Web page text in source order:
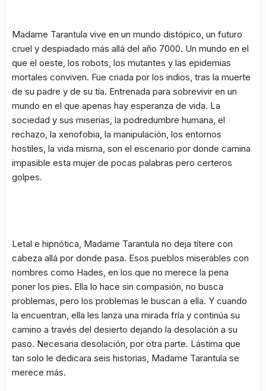
Madame Tarantula vive en un mundo distópico, un futuro
cruel y despiadado más allá del año 7000. Un mundo en el
que el oeste, los robots, los mutantes y las epidemias
mortales conviven. Fue criada por los indios, tras la muerte
de su padre y de su tía. Entrenada para sobrevivir en un
mundo en el que apenas hay esperanza de vida. La
sociedad y sus miserias, la podredumbre humana, el
rechazo, la xenofobia, la manipulación, los entornos
hostiles, la vida misma, son el escenario por donde camina
impasible esta mujer de pocas palabras pero certeros
golpes.
Letal e hipnótica, Madame Tarantula no deja títere con
cabeza allá por donde pasa. Esos pueblos miserables con
nombres como Hades, en los que no merece la pena
poner los pies. Ella lo hace sin compasión, no busca
problemas, pero los problemas le buscan a ella. Y cuando
la encuentran, ella les lanza una mirada fría y continúa su
camino a través del desierto dejando la desolación a su
paso. Necesaria desolación, por otra parte. Lástima que
tan solo le dedicara seis historias, Madame Tarantula se
merece más.